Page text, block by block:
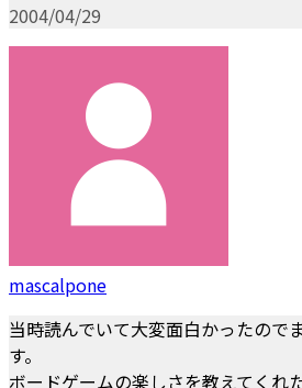
2004/04/29
mascalpone
当時読んでいて大変面白かったので
す。
ボードゲームの楽しさを教えてくれ